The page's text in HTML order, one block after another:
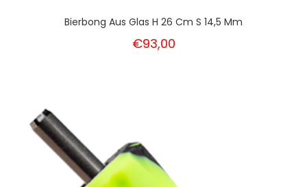
Bierbong Aus Glas H 26 Cm S 14,5 Mm
€93,00